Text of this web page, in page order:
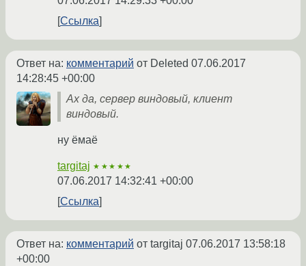
Ссылка
Ответ на: комментарий от Deleted 07.06.2017
14:28:45 +00:00
Ах да, сервер виндовый, клиент
виндовый.
ну ёмаё
targitaj ★★★★★
07.06.2017 14:32:41 +00:00
Ссылка
Ответ на: комментарий от targitaj 07.06.2017 13:58:18
+00:00